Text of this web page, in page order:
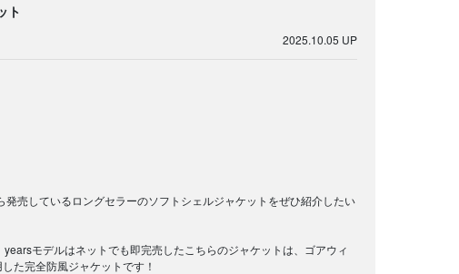
ト
2025.10.05 UP
発売しているロングセラーのソフトシェルジャケットをぜひ紹介したい
モデルはネットでも即完売したこちらのジャケットは、ゴアウィ
た完全防風ジャケットです！